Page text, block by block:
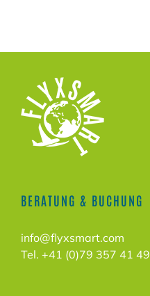
BERATUNG & BUCHUNG
info@flyxsmart.com
Tel. +41 (0)79 357 41 49